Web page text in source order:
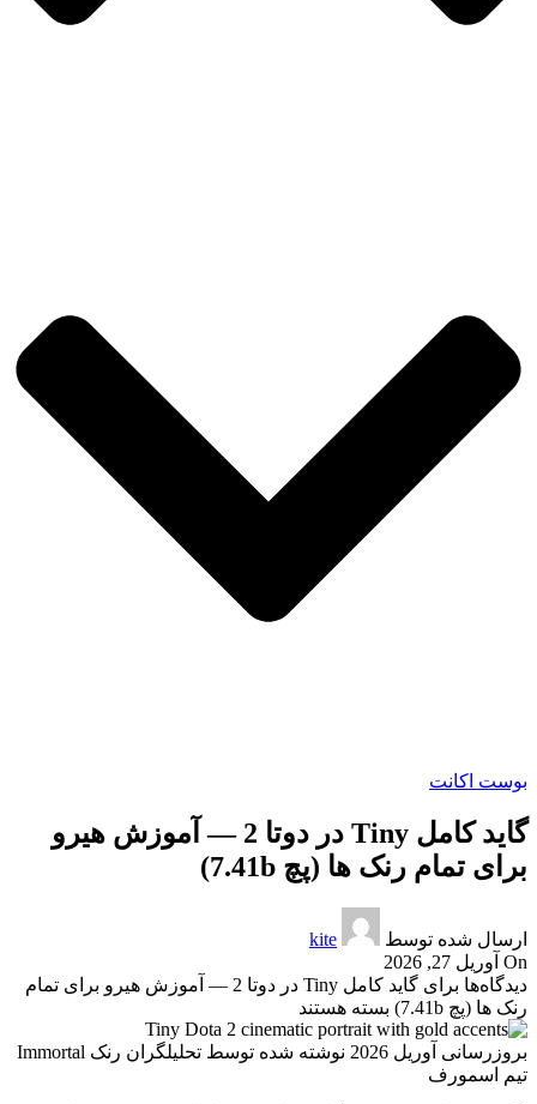
بوست اکانت
گاید کامل Tiny در دوتا 2 — آموزش هیرو
برای تمام رنک ها (پچ 7.41b)
ارسال شده توسط
kite
On آوریل 27, 2026
دیدگاه‌ها
برای گاید کامل Tiny در دوتا 2 — آموزش هیرو برای تمام
رنک ها (پچ 7.41b)
بسته هستند
بروزرسانی آوریل 2026
نوشته شده توسط تحلیلگران رنک Immortal
تیم اسمورف